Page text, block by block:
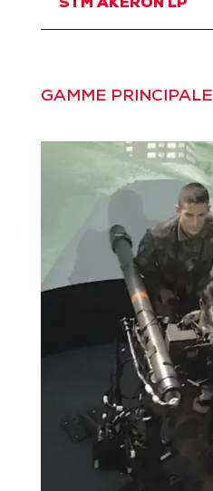
STM AKERON LP
GAMME PRINCIPALE